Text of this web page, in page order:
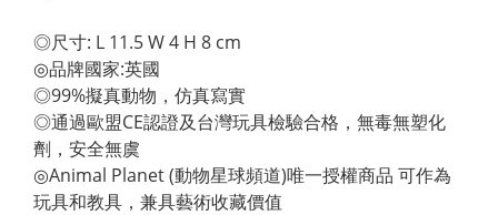
◎尺寸: L 11.5 W 4 H 8 cm
◎品牌國家:英國
◎99%擬真動物，仿真寫實
◎通過歐盟CE認證及台灣玩具檢驗合格，無毒無塑化
劑，安全無虞
◎Animal Planet (動物星球頻道)唯一授權商品 可作為
玩具和教具，兼具藝術收藏價值